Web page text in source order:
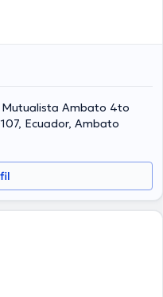
Mutualista Ambato 4to
Ecuador, Ambato